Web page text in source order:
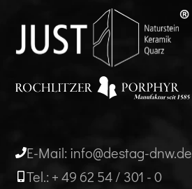
E-Mail: info@destag-dnw.de
Tel.: + 49 62 54 / 301 - 0